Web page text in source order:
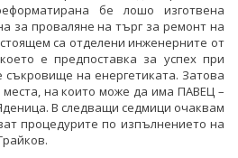
бе лошо изготвена
за проваляне на търг за ремонт на
са отделени инженерните от
е предпоставка за успех при
на енергетиката. Затова
на които може да има ПАВЕЦ –
В следващи седмици очаквам
процедурите по изпълнението на